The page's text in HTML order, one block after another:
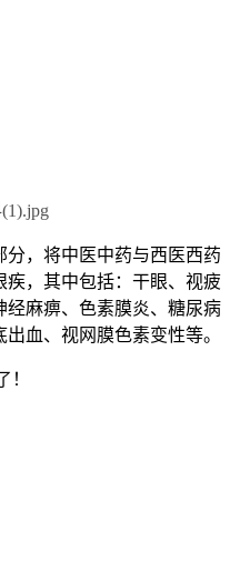
，将中医中药与西医西药
，其中包括：干眼、视疲
经麻痹、色素膜炎、糖尿病
血、视网膜色素变性等。
！